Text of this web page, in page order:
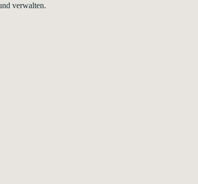
verwalten.